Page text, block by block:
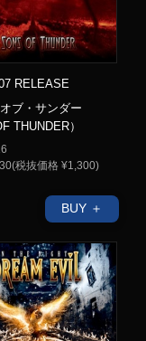
RELEASE
ブ・サンダー
THUNDER）
税抜価格 ¥1,300)
BUY ＋